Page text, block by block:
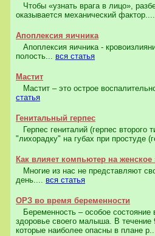
Чтобы «узнать врага в лицо»,
оказывается механический
Апоплексия яичника
Апоплексия яичника -
полость... вся статья
Мастит
Мастит – это острое
статья
Генитальный герпес
Герпес гениталий (герпес второго
"лихорадку" на губах при простуде
Как влияет компьютер на женское
Многие из нас не представляют
день.... вся статья
ОРЗ во время беременности
Беременность – особое состояние
здоровье своего малыша. В
которые наиболее опасны в плане